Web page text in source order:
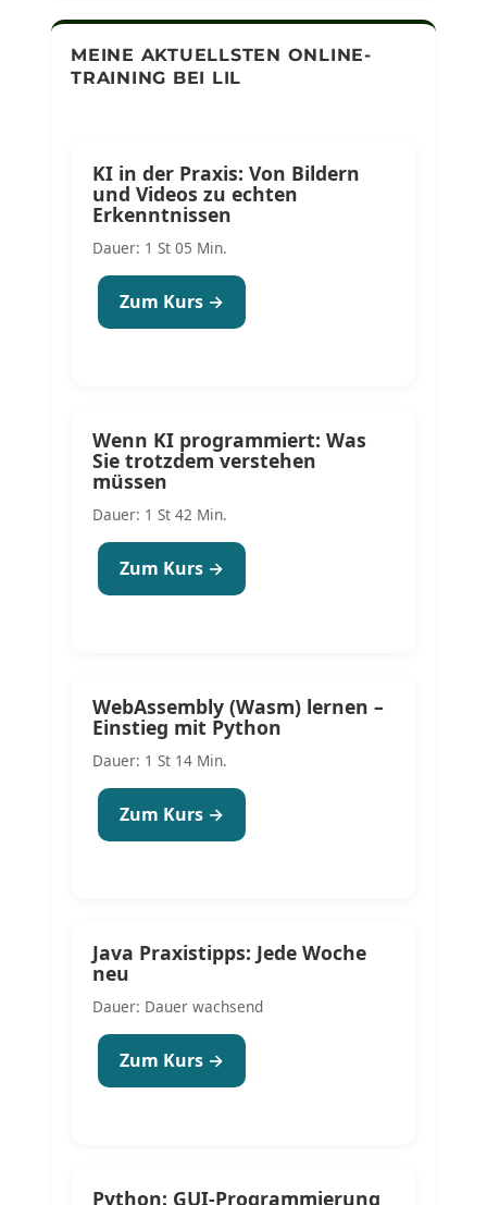
MEINE AKTUELLSTEN ONLINE-
TRAINING BEI LIL
KI in der Praxis: Von Bildern
und Videos zu echten
Erkenntnissen
Dauer: 1 St 05 Min.
Zum Kurs →
Wenn KI programmiert: Was
Sie trotzdem verstehen
müssen
Dauer: 1 St 42 Min.
Zum Kurs →
WebAssembly (Wasm) lernen –
Einstieg mit Python
Dauer: 1 St 14 Min.
Zum Kurs →
Java Praxistipps: Jede Woche
neu
Dauer: Dauer wachsend
Zum Kurs →
Python: GUI-Programmierung